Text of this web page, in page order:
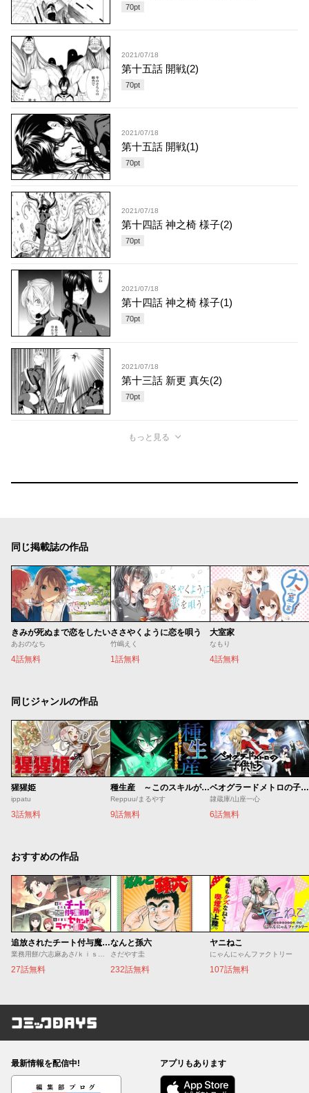
70pt
2021/07/18
第十五話 開戦(2)
70pt
2021/07/18
第十五話 開戦(1)
70pt
2021/07/18
第十四話 神之椅 様子(2)
70pt
2021/07/18
第十四話 神之椅 様子(1)
70pt
2021/07/18
第十三話 新更 真矢(2)
70pt
もっと見る
同じ掲載誌の作品
きみが死ぬまで恋をしたい
あおのなち
4話無料
ささやくように恋を唄う
竹嶋えく
1話無料
大室家
なもり
4話無料
同じジャンルの作品
猩猩姫
ippatu
3話無料
種生産 ～このスキルがチートだとまだ誰も気付いていない～
Reppuu/まるやす
9話無料
ベオグラードメトロの子供たち
隷蔵庫/山座一心
6話無料
おすすめの作品
追放されたチート付与魔術師は気ままなセカンドライフを謳歌する。 ～俺は武器だけじゃなく、あらゆるものに『強化ポイント』を付与できるし、俺の意思でいつでも効果を解除できるけど、残った人たち大丈夫？～
業務用餅/六志麻あさ/ｋｉｓｕｉ
27話無料
なんと孫六
さだやす圭
232話無料
ヤニねこ
にゃんにゃんファクトリー
107話無料
コミックDAYS
最新情報を配信中!
編集部ブログ
アプリもあります